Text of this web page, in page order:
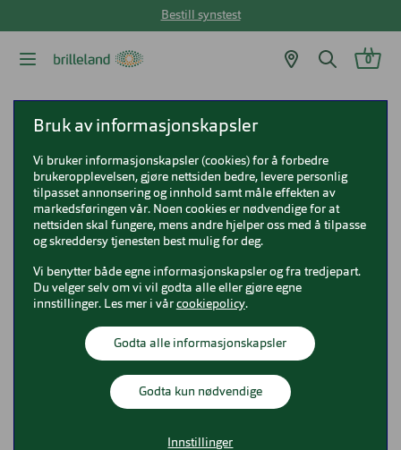
Bestill synstest
0
Peak Performance 1147 Haze
Peak Performance 1147 Haze
Haze
Bruk av informasjonskapsler
Vi bruker informasjonskapsler (cookies) for å forbedre
brukeropplevelsen, gjøre nettsiden bedre, levere personlig
tilpasset annonsering og innhold samt måle effekten av
markedsføringen vår. Noen cookies er nødvendige for at
nettsiden skal fungere, mens andre hjelper oss med å tilpasse
og skreddersy tjenesten best mulig for deg.
Vi benytter både egne informasjonskapsler og fra tredjepart.
Du velger selv om vi vil godta alle eller gjøre egne
innstillinger. Les mer i vår cookiepolicy.
Godta alle informasjonskapsler
Godta kun nødvendige
Innstillinger